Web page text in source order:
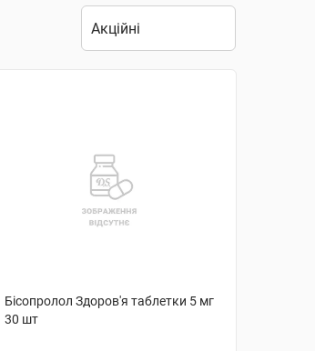
Бісопролол Здоров'я таблетки 5 мг
30 шт